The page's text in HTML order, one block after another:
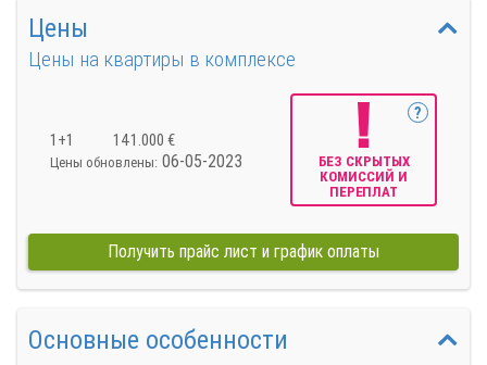
Цены
Цены на квартиры в комплексе
1+1 141.000 €
Цены обновлены: 06-05-2023
БЕЗ СКРЫТЫХ
КОМИССИЙ И
ПЕРЕПЛАТ
?
Получить прайс лист и график оплаты
Основные особенности